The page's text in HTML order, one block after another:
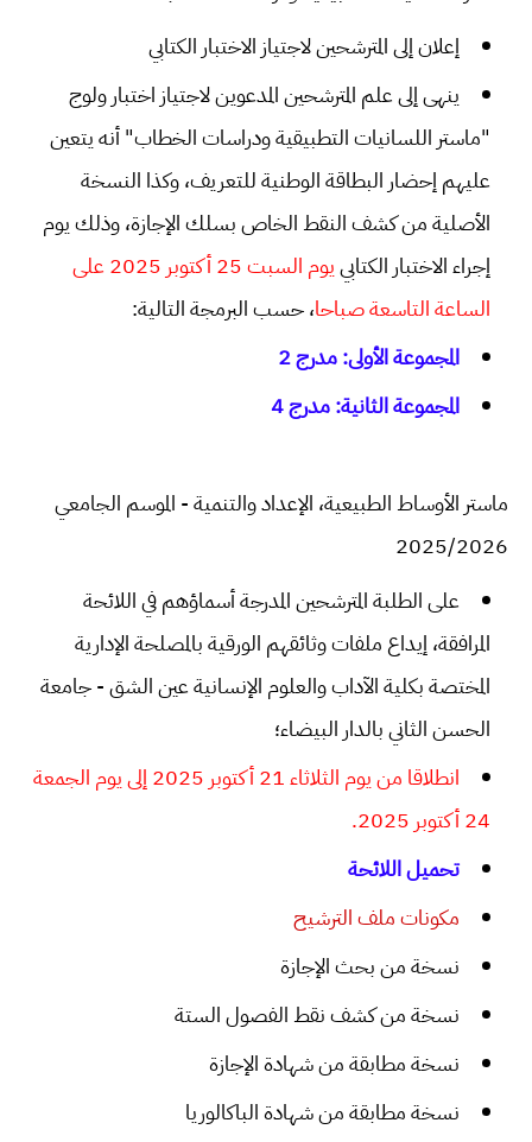
إعلان إلى المترشحين لاجتياز الاختبار الكتابي
ينهى إلى علم المترشحين المدعوين لاجتياز اختبار ولوج
"ماستر اللسانيات التطبيقية ودراسات الخطاب" أنه يتعين
عليهم إحضار البطاقة الوطنية للتعريف، وكذا النسخة
الأصلية من كشف النقط الخاص بسلك الإجازة، وذلك يوم
إجراء الاختبار الكتابي
يوم السبت 25 أكتوبر 2025 على
الساعة التاسعة صباحا، حسب البرمجة التالية:
المجموعة الأولى: مدرج 2
المجموعة الثانية: مدرج 4
ماستر الأوساط الطبيعية، الإعداد والتنمية - الموسم الجامعي
2025/2026
على الطلبة المترشحين المدرجة أسماؤهم في اللائحة
المرافقة، إيداع ملفات وثائقهم الورقية بالمصلحة الإدارية
المختصة بكلية الآداب والعلوم الإنسانية عين الشق - جامعة
الحسن الثاني بالدار البيضاء؛
انطلاقا من يوم الثلاثاء 21 أكتوبر 2025 إلى يوم الجمعة
24 أكتوبر 2025.
تحميل اللائحة
مكونات ملف الترشيح
نسخة من بحث الإجازة
نسخة من كشف نقط الفصول الستة
نسخة مطابقة من شهادة الإجازة
نسخة مطابقة من شهادة الباكالوريا